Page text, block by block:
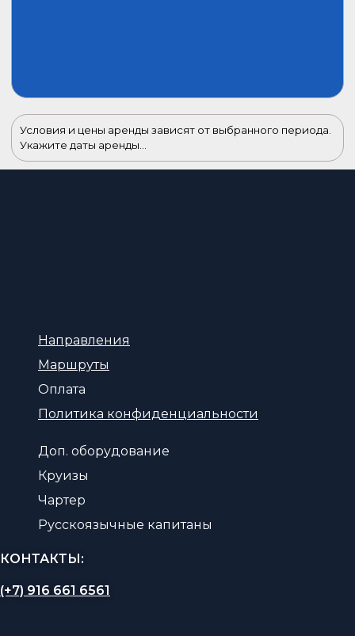
Условия и цены аренды зависят от выбранного периода.
Укажите даты аренды...
Направления
Маршруты
Оплата
Политика конфиденциальности
Доп. оборудование
Круизы
Чартер
Русскоязычные капитаны
КОНТАКТЫ:
(+7) 916 661 6561